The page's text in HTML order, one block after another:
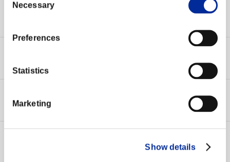
Selection
Necessary
Preferences
Statistics
Marketing
Show details
障害情報
統計情報を更新しました